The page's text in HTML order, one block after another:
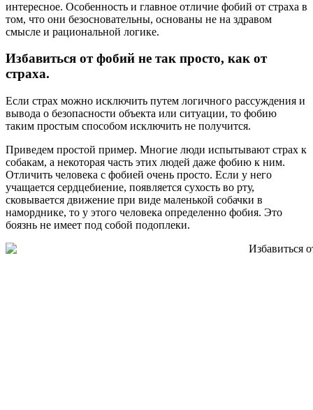
интересное. Особенность и главное отличие фобий от страха в
том, что они безосновательны, основаны не на здравом
смысле и рациональной логике.
Избавиться от фобий не так просто, как от
страха.
Если страх можно исключить путем логичного рассуждения и
вывода о безопасности объекта или ситуации, то фобию
таким простым способом исключить не получится.
Приведем простой пример. Многие люди испытывают страх к
собакам, а некоторая часть этих людей даже фобию к ним.
Отличить человека с фобией очень просто. Если у него
учащается сердцебиение, появляется сухость во рту,
сковывается движение при виде маленькой собачки в
наморднике, то у этого человека определенно фобия. Это
боязнь не имеет под собой подоплеки.